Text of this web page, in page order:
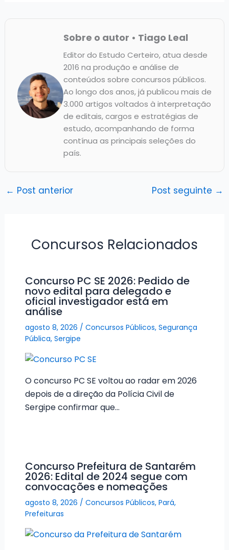
Sobre o autor • Tiago Leal
Editor do Estudo Certeiro, atua desde
2016 na produção e análise de
conteúdos sobre concursos públicos.
Ao longo dos anos, já publicou mais de
3.000 artigos voltados à interpretação
de editais, cargos e estratégias de
estudo, acompanhando de forma
contínua as principais seleções do
país.
← Post anterior Post seguinte →
Concursos Relacionados
Concurso PC SE 2026: Pedido de
novo edital para delegado e
oficial investigador está em
análise
agosto 8, 2026 / Concursos Públicos, Segurança
Pública, Sergipe
O concurso PC SE voltou ao radar em 2026
depois de a direção da Polícia Civil de
Sergipe confirmar que…
Concurso Prefeitura de Santarém
2026: Edital de 2024 segue com
convocações e nomeações
agosto 8, 2026 / Concursos Públicos, Pará,
Prefeituras